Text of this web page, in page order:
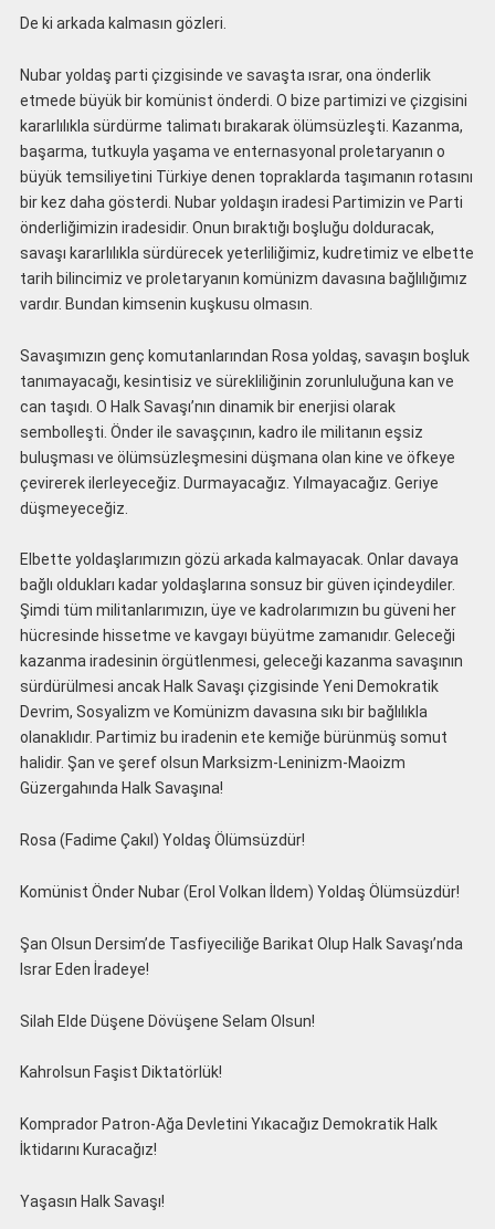
De ki arkada kalmasın gözleri.
Nubar yoldaş parti çizgisinde ve savaşta ısrar, ona önderlik
etmede büyük bir komünist önderdi. O bize partimizi ve çizgisini
kararlılıkla sürdürme talimatı bırakarak ölümsüzleşti. Kazanma,
başarma, tutkuyla yaşama ve enternasyonal proletaryanın o
büyük temsiliyetini Türkiye denen topraklarda taşımanın rotasını
bir kez daha gösterdi. Nubar yoldaşın iradesi Partimizin ve Parti
önderliğimizin iradesidir. Onun bıraktığı boşluğu dolduracak,
savaşı kararlılıkla sürdürecek yeterliliğimiz, kudretimiz ve elbette
tarih bilincimiz ve proletaryanın komünizm davasına bağlılığımız
vardır. Bundan kimsenin kuşkusu olmasın.
Savaşımızın genç komutanlarından Rosa yoldaş, savaşın boşluk
tanımayacağı, kesintisiz ve sürekliliğinin zorunluluğuna kan ve
can taşıdı. O Halk Savaşı’nın dinamik bir enerjisi olarak
sembolleşti. Önder ile savaşçının, kadro ile militanın eşsiz
buluşması ve ölümsüzleşmesini düşmana olan kine ve öfkeye
çevirerek ilerleyeceğiz. Durmayacağız. Yılmayacağız. Geriye
düşmeyeceğiz.
Elbette yoldaşlarımızın gözü arkada kalmayacak. Onlar davaya
bağlı oldukları kadar yoldaşlarına sonsuz bir güven içindeydiler.
Şimdi tüm militanlarımızın, üye ve kadrolarımızın bu güveni her
hücresinde hissetme ve kavgayı büyütme zamanıdır. Geleceği
kazanma iradesinin örgütlenmesi, geleceği kazanma savaşının
sürdürülmesi ancak Halk Savaşı çizgisinde Yeni Demokratik
Devrim, Sosyalizm ve Komünizm davasına sıkı bir bağlılıkla
olanaklıdır. Partimiz bu iradenin ete kemiğe bürünmüş somut
halidir. Şan ve şeref olsun Marksizm-Leninizm-Maoizm
Güzergahında Halk Savaşına!
Rosa (Fadime Çakıl) Yoldaş Ölümsüzdür!
Komünist Önder Nubar (Erol Volkan İldem) Yoldaş Ölümsüzdür!
Şan Olsun Dersim’de Tasfiyeciliğe Barikat Olup Halk Savaşı’nda
Israr Eden İradeye!
Silah Elde Düşene Dövüşene Selam Olsun!
Kahrolsun Faşist Diktatörlük!
Komprador Patron-Ağa Devletini Yıkacağız Demokratik Halk
İktidarını Kuracağız!
Yaşasın Halk Savaşı!